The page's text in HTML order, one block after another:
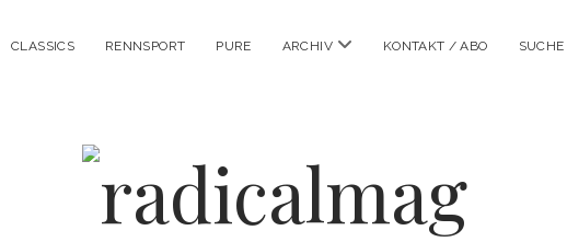
CLASSICS RENNSPORT PURE ARCHIV Menü
KONTAKT / ABO SUCHE
radicalmag